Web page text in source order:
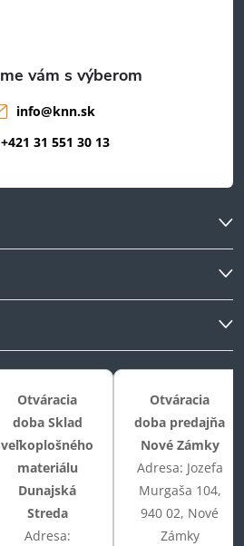
info@knn.sk
+421 31 551 30 13
Otváracia
doba Sklad
veľkoplošného
materiálu
Dunajská
Streda
Adresa:
Otváracia
doba predajňa
Nové Zámky
Adresa: Jozefa
Murgaša 104,
940 02, Nové
Zámky